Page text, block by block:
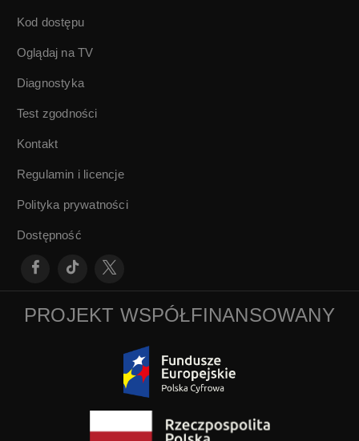
Kod dostępu
Oglądaj na TV
Diagnostyka
Test zgodności
Kontakt
Regulamin i licencje
Polityka prywatności
Dostępność
PROJEKT WSPÓŁFINANSOWANY